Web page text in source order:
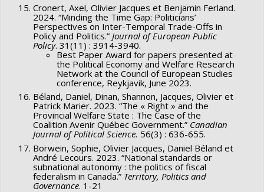
généralement, le projet permettra de mieux comprendre
les préférences des citoyens pour réformer l’État-
providence. Ainsi, les contributions de ce projet de
recherche seront utiles pour des chercheurs dans diverses
disciplines (sociologie, science politique, analyse des
systèmes de santé, économie) et pour les groupes de la
société civile qui s’intéressent au système de santé et à
l’État-providence.
Cronert, Axel, Olivier Jacques et Benjamin Ferland.
2024. “Minding the Time Gap: Politicians’
Perspectives on Inter-Temporal Trade-Offs in
Policy and Politics.” Journal of European Public
Policy. 31(11) : 3914-3940.
Best Paper Award for papers presented at
the Political Economy and Welfare Research
Network at the Council of European Studies
conference, Reykjavik, June 2023.
Béland, Daniel, Dinan, Shannon, Jacques, Olivier et
Patrick Marier. 2023. “The « Right » and the
Provincial Welfare State : The Case of the
Coalition Avenir Québec Government.” Canadian
Journal of Political Science. 56(3) : 636-655.
Borwein, Sophie, Olivier Jacques, Daniel Béland et
André Lecours. 2023. “National standards or
subnational autonomy : the politics of fiscal
federalism in Canada.” Territory, Politics and
Governance. 1-21